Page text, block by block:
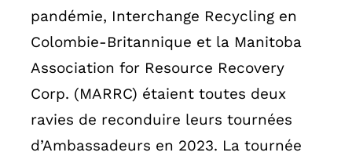
pandémie, Interchange Recycling en
Colombie-Britannique et la Manitoba
Association for Resource Recovery
Corp. (MARRC) étaient toutes deux
ravies de reconduire leurs tournées
d’Ambassadeurs en 2023. La tournée